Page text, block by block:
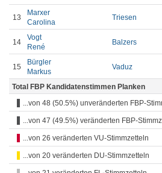
13
Marxer
Carolina
Triesen
14
Vogt
René
Balzers
15
Bürgler
Markus
Vaduz
Total FBP Kandidatenstimmen Planken
...von 48 (50.5%) unveränderten FBP-
...von 47 (49.5%) veränderten FBP-
...von 26 veränderten VU-Stimmzetteln
...von 20 veränderten DU-Stimmzetteln